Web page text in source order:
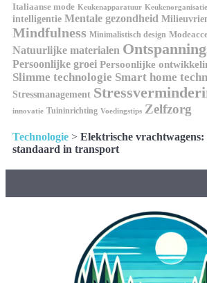
Italiaanse mode Keukenapparatuur Keukenorganisatie
intelligentie Mentale gezondheid
Mindfulness Minimalistisch design
Natuurlijke materialen
Persoonlijke groei Persoonlijke
Slimme technologie Smart home
Stressmanagement
innovatie Tuininrichting Voedingstips Zelfzorg
Technologie > Elektrische vrachtwagens:
standaard in transport